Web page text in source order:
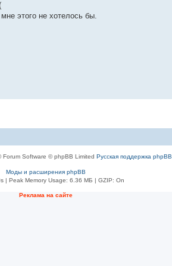
этого не хотелось бы.
Forum Software © phpBB Limited Русская поддержка phpBB
Моды и расширения phpBB
| Peak Memory Usage: 6.36 МБ | GZIP: On
Рeклама на сaйте